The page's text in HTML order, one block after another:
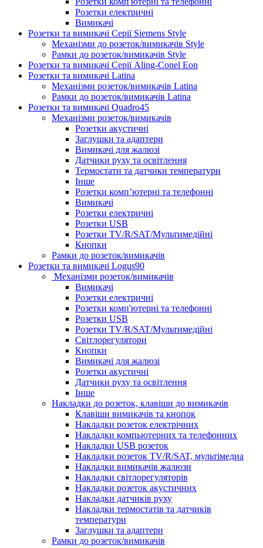
Розетки електричні
Вимикачі
Розетки та вимикачі Серії Siemens Style
Механізми до розеток/вимикачів Style
Рамки до розеток/вимикачів Style
Розетки та вимикачі Серії Aling-Conel Eon
Розетки та вимикачі Latina
Механізми розеток/вимикачів Latina
Рамки до розеток/вимикачів Latina
Розетки та вимикачі Quadro45
Механізми розеток/вимикачів
Розетки акустичні
Заглушки та адаптери
Вимикачі для жалюзі
Датчики руху та освітлення
Термостати та датчики температури
Інше
Розетки комп’ютерні та телефонні
Вимикачі
Розетки електричні
Розетки USB
Розетки TV/R/SAT/Мультимедійні
Кнопки
Рамки до розеток/вимикачів
Розетки та вимикачі Logus90
Механізми розеток/вимикачів
Вимикачі
Розетки електричні
Розетки комп'ютерні та телефонні
Розетки USB
Розетки TV/R/SAT/Мультимедійні
Світлорегулятори
Кнопки
Вимикачі для жалюзі
Розетки акустичні
Датчики руху та освітлення
Інше
Накладки до розеток, клавіши до вимикачів
Клавіши вимикачів та кнопок
Накладки розеток електрічних
Накладки компьютерних та телефонних
Накладки USB розеток
Накладки розеток TV/R/SAT, мультімедиа
Накладки вимикачів жалюзи
Накладки світлорегуляторів
Накладки розеток акустичних
Накладки датчиків руху
Накладки термостатів та датчиків
температури
Заглушки та адаптери
Рамки до розеток/вимикачів